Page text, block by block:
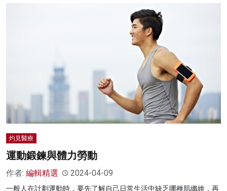
灼見醫療
運動鍛鍊與體力勞動
作者: 編輯精選 2024-04-09
一般人在計劃運動時，要先了解自己日常生活中缺乏哪種肌纖維，再